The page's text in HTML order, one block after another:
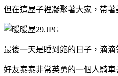
但在這屋子裡凝聚著大家，帶著
最後一天是睡到飽的日子，滴滴
好友泰泰非常英勇的一個人騎